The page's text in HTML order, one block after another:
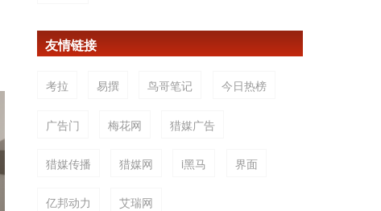
友情链接
考拉 易撰 鸟哥笔记 今日热榜
广告门 梅花网 猎媒广告
猎媒传播 猎媒网 i黑马 界面
亿邦动力 艾瑞网